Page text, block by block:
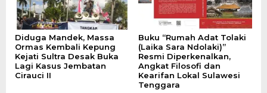
Diduga Mandek, Massa
Ormas Kembali Kepung
Kejati Sultra Desak Buka
Lagi Kasus Jembatan
Cirauci II
Buku “Rumah Adat Tolaki
(Laika Sara Ndolaki)”
Resmi Diperkenalkan,
Angkat Filosofi dan
Kearifan Lokal Sulawesi
Tenggara